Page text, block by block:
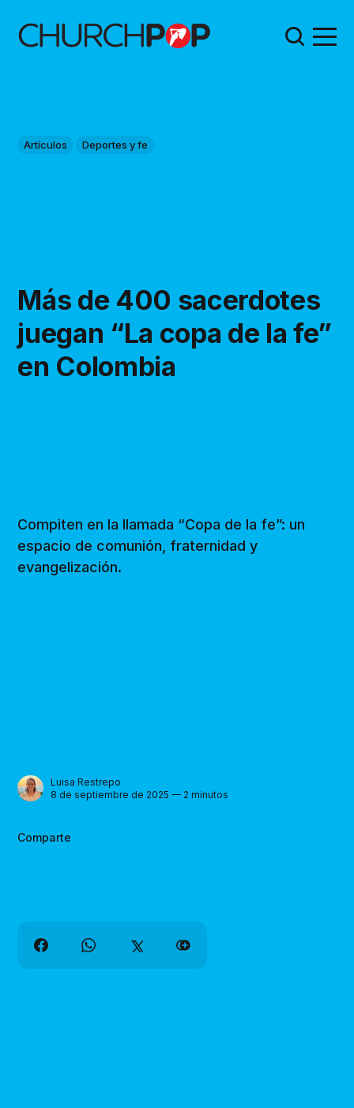
Artículos Deportes y fe
Más de 400 sacerdotes
juegan “La copa de la fe”
en Colombia
Compiten en la llamada “Copa de la fe”: un
espacio de comunión, fraternidad y
evangelización.
Luisa Restrepo
8 de septiembre de 2025 — 2 minutos
Comparte